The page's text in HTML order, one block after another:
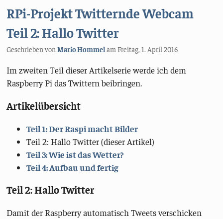
RPi-Projekt Twitternde Webcam
Teil 2: Hallo Twitter
Geschrieben vonMario HommelamFreitag, 1. April 2016
Im zweiten Teil dieser Artikelserie werde ich dem
Raspberry Pi das Twittern beibringen.
Artikelübersicht
Teil 1: Der Raspi macht Bilder
Teil 2: Hallo Twitter (dieser Artikel)
Teil 3: Wie ist das Wetter?
Teil 4: Aufbau und fertig
Teil 2: Hallo Twitter
Damit der Raspberry automatisch Tweets verschicken